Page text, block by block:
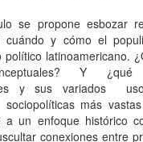
se propone esbozar
cuándo y cómo el
político latinoamericano.
Y
y sus variados
más
a un enfoque histórico
conexiones entre